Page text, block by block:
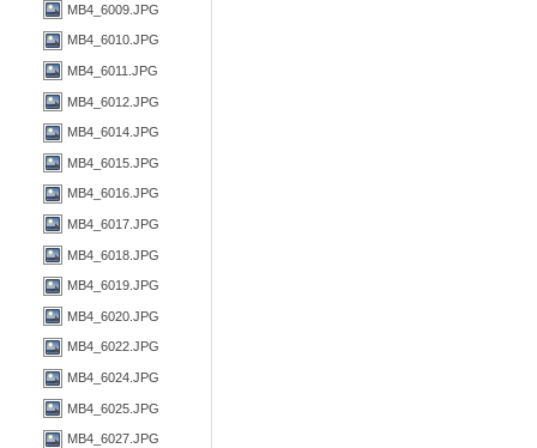
MB4_6009.JPG
MB4_6010.JPG
MB4_6011.JPG
MB4_6012.JPG
MB4_6014.JPG
MB4_6015.JPG
MB4_6016.JPG
MB4_6017.JPG
MB4_6018.JPG
MB4_6019.JPG
MB4_6020.JPG
MB4_6022.JPG
MB4_6024.JPG
MB4_6025.JPG
MB4_6027.JPG